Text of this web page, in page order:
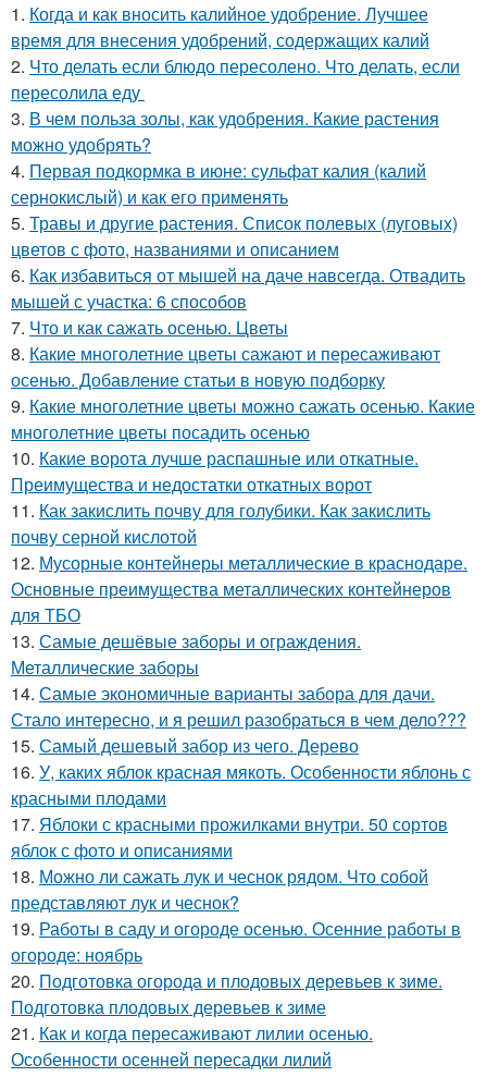
1. Когда и как вносить калийное удобрение. Лучшее
время для внесения удобрений, содержащих калий
2. Что делать если блюдо пересолено. Что делать, если
пересолила еду
3. В чем польза золы, как удобрения. Какие растения
можно удобрять?
4. Первая подкормка в июне: сульфат калия (калий
сернокислый) и как его применять
5. Травы и другие растения. Список полевых (луговых)
цветов с фото, названиями и описанием
6. Как избавиться от мышей на даче навсегда. Отвадить
мышей с участка: 6 способов
7. Что и как сажать осенью. Цветы
8. Какие многолетние цветы сажают и пересаживают
осенью. Добавление статьи в новую подборку
9. Какие многолетние цветы можно сажать осенью. Какие
многолетние цветы посадить осенью
10. Какие ворота лучше распашные или откатные.
Преимущества и недостатки откатных ворот
11. Как закислить почву для голубики. Как закислить
почву серной кислотой
12. Мусорные контейнеры металлические в краснодаре.
Основные преимущества металлических контейнеров
для ТБО
13. Самые дешёвые заборы и ограждения.
Металлические заборы
14. Самые экономичные варианты забора для дачи.
Стало интересно, и я решил разобраться в чем дело???
15. Самый дешевый забор из чего. Дерево
16. У, каких яблок красная мякоть. Особенности яблонь с
красными плодами
17. Яблоки с красными прожилками внутри. 50 сортов
яблок с фото и описаниями
18. Можно ли сажать лук и чеснок рядом. Что собой
представляют лук и чеснок?
19. Работы в саду и огороде осенью. Осенние работы в
огороде: ноябрь
20. Подготовка огорода и плодовых деревьев к зиме.
Подготовка плодовых деревьев к зиме
21. Как и когда пересаживают лилии осенью.
Особенности осенней пересадки лилий